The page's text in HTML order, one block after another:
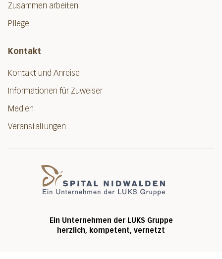
Zusammen arbeiten
Pflege
Kontakt
Kontakt und Anreise
Informationen für Zuweiser
Medien
Veranstaltungen
Ein Unternehmen der LUKS Gruppe
herzlich, kompetent, vernetzt